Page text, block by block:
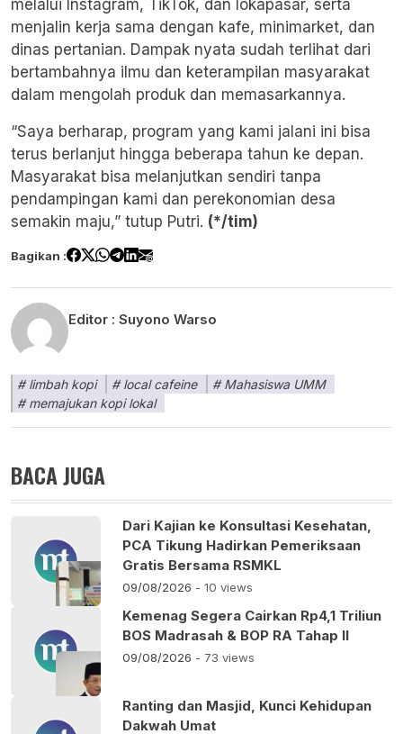
melalui Instagram, TikTok, dan lokapasar, serta
menjalin kerja sama dengan kafe, minimarket, dan
dinas pertanian. Dampak nyata sudah terlihat dari
bertambahnya ilmu dan keterampilan masyarakat
dalam mengolah produk dan memasarkannya.
“Saya berharap, program yang kami jalani ini bisa
terus berlanjut hingga beberapa tahun ke depan.
Masyarakat bisa melanjutkan sendiri tanpa
pendampingan kami dan perekonomian desa
semakin maju,” tutup Putri. (*/tim)
Bagikan :
Editor : Suyono Warso
limbah kopi local cafeine
Mahasiswa UMM
memajukan kopi lokal
BACA JUGA
Dari Kajian ke Konsultasi Kesehatan,
PCA Tikung Hadirkan Pemeriksaan
Gratis Bersama RSMKL
09/08/2026 - 10 views
Kemenag Segera Cairkan Rp4,1 Triliun
BOS Madrasah & BOP RA Tahap II
09/08/2026 - 73 views
Ranting dan Masjid, Kunci Kehidupan
Dakwah Umat